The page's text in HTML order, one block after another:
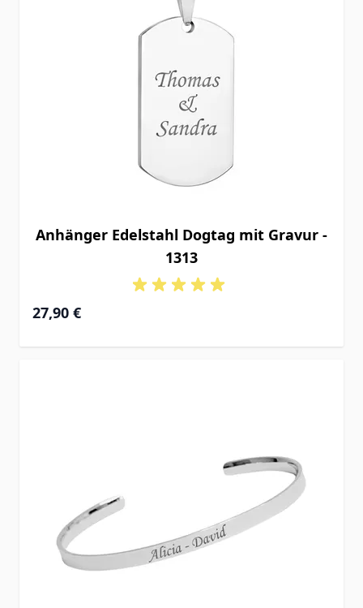
Anhänger Edelstahl Dogtag mit Gravur -
1313
27,90 €